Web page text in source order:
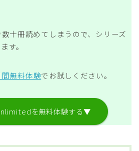
十冊読めてしまうので、シリーズ
す。
間無料体験でお試しください。
を無料体験する▼